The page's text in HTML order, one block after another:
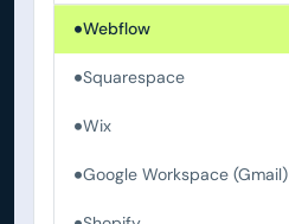
Webflow
Squarespace
Wix
Google Workspace (Gmail)